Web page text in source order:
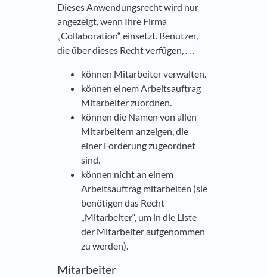
Dieses Anwendungsrecht wird nur
angezeigt, wenn Ihre Firma
„Collaboration“ einsetzt. Benutzer,
die über dieses Recht verfügen, . . .
können Mitarbeiter verwalten.
können einem Arbeitsauftrag
Mitarbeiter zuordnen.
können die Namen von allen
Mitarbeitern anzeigen, die
einer Forderung zugeordnet
sind.
können nicht an einem
Arbeitsauftrag mitarbeiten (sie
benötigen das Recht
„Mitarbeiter“, um in die Liste
der Mitarbeiter aufgenommen
zu werden).
Mitarbeiter